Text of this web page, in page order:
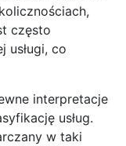
często
usługi, co
interpretacje
usług.
w taki